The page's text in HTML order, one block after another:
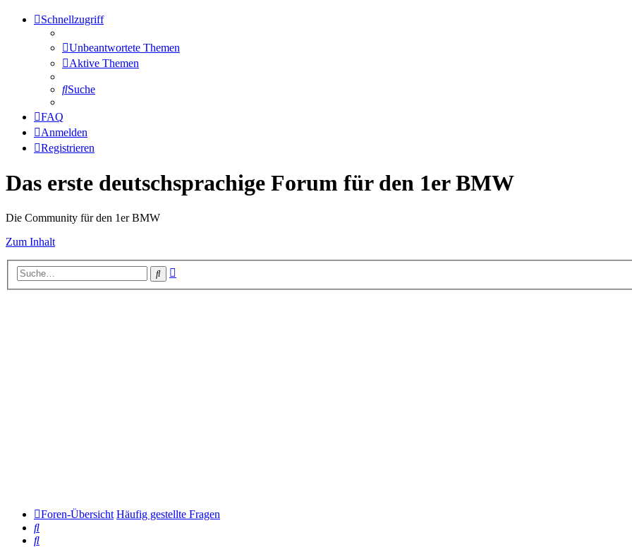
Schnellzugriff
Unbeantwortete Themen
Aktive Themen
Suche
FAQ
Anmelden
Registrieren
Das erste deutschsprachige Forum für den 1er BMW
Die Community für den 1er BMW
Zum Inhalt
Suche
Foren-Übersicht Häufig gestellte Fragen
Suche
Suche